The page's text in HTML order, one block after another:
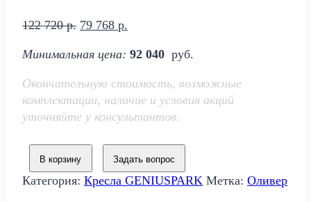
122 720р. Первоначальная
составляла
720 р..
79 768 р.
79
Минимальная цена: 92 040 руб.
Окончательную стоимость, возможные
комплектации, наличие и условия акций
уточняйте у консультантов.
В корзину Задать вопрос
Категория: Кресла GENIUSPARK Метка: Оливер